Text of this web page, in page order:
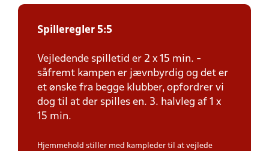
Spilleregler 5:5
Vejledende spilletid er 2 x 15 min. -
såfremt kampen er jævnbyrdig og det er
et ønske fra begge klubber, opfordrer vi
dog til at der spilles en. 3. halvleg af 1 x
15 min.
Hjemmehold stiller med kampleder til at vejlede